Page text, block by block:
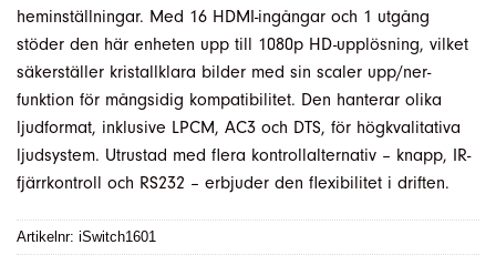
heminställningar. Med 16 HDMI-ingångar och 1 utgång
stöder den här enheten upp till 1080p HD-upplösning, vilket
säkerställer kristallklara bilder med sin scaler upp/ner-
funktion för mångsidig kompatibilitet. Den hanterar olika
ljudformat, inklusive LPCM, AC3 och DTS, för högkvalitativa
ljudsystem. Utrustad med flera kontrollalternativ – knapp, IR-
fjärrkontroll och RS232 – erbjuder den flexibilitet i driften.
Artikelnr: iSwitch1601